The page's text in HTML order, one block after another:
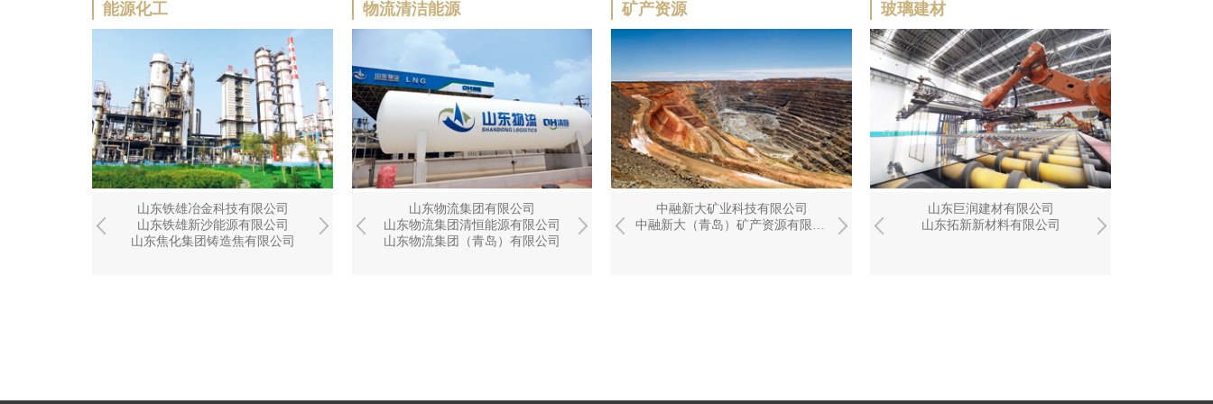
能源化工
山东铁雄冶金科技有限公司
山东铁雄新沙能源有限公司
山东焦化集团铸造焦有限公司
山东焦化北海冶金科技有限公司
山东恒伟化工科技有限公司
山东华平新材料科技有限公司
中国（青岛）联合冶金研究院
山东铁雄晨晰环保工程有限公司
山东铁雄冶金科技有限公司
山东铁雄新沙能源有限公司
物流清洁能源
山东龙融招投标代理有限公司
山东焦化企业集团实业有限公司
山东物流集团有限公司
山东物流集团清恒能源有限公司
山东物流集团（青岛）有限公司
青岛大宗商品交易中心有限公司
山东清达新能源发展有限公司
山东龙融招投标代理有限公司
山东焦化企业集团实业有限公司
矿产资源
中融新大矿业科技有限公司
中融新大（青岛）矿产资源有限公司
中融新大矿业科技有限公司
中融新大（青岛）矿产资源有限公司
中融新大矿业科技有限公司
中融新大（青岛）矿产资源有限公司
玻璃建材
山东巨润建材有限公司
山东拓新新材料有限公司
山东巨润建材有限公司
山东拓新新材料有限公司